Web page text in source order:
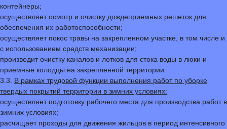
контейнеры;
осуществляет осмотр и очистку дождеприемных решеток для
обеспечения их работоспособности;
осуществляет покос травы на закрепленном участке, в том числе и
с использованием средств механизации;
производит очистку каналов и лотков для стока воды в люки и
приемные колодцы на закрепленной территории.
3.3. В рамках трудовой функции выполнения работ по уборке
твердых покрытий территории в зимних условиях:
осуществляет подготовку рабочего места для производства работ в
зимних условиях;
расчищает проходы для движения жильцов в период интенсивного